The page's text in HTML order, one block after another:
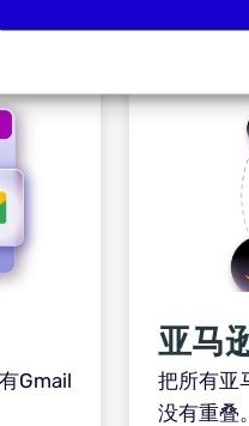
Gmail
亚马
把所有亚
没有重叠